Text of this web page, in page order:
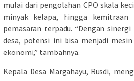
mulai dari pengolahan CPO skala
minyak kelapa, hingga kemitraan
pemasaran terpadu. “Dengan
desa, potensi ini bisa menjadi
ekonomi,” tambahnya.
Kepala Desa Margahayu, Rusdi,